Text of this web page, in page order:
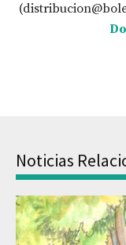
Noticias